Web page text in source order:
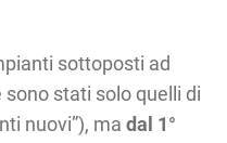
sottoposti ad
stati solo quelli di
nuovi”), madal 1°